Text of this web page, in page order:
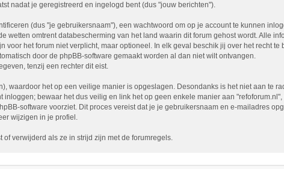
nadat je geregistreerd en ingelogd bent (dus "jouw berichten").
(dus "je gebruikersnaam"), een wachtwoord om op je account te kunnen
wetten omtrent databescherming van het land waarin dit forum gehost wordt. Alle
het forum niet verplicht, maar optioneel. In elk geval beschik jij over het recht
door de phpBB-software gemaakt worden al dan niet wilt ontvangen.
tenzij een rechter dit eist.
waardoor het op een veilige manier is opgeslagen. Desondanks is het niet aan te
bewaar het dus veilig en link het op geen enkele manier aan
software voorziet. Dit proces vereist dat je je gebruikersnaam en e-mailadres
wijzigen in je profiel.
verwijderd als ze in strijd zijn met de forumregels.